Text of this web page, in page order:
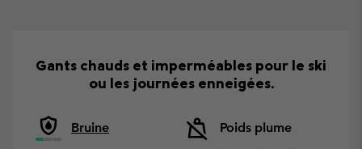
Gants chauds et imperméables pour le ski
ou les journées enneigées.
Bruine Poids plume